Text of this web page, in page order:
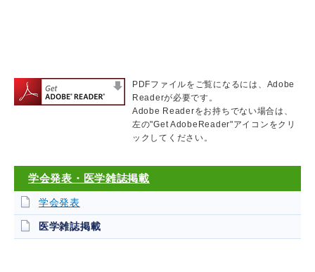
PDFファイルをご覧になるには、Adobe
Readerが必要です。
Adobe Readerをお持ちでない場合は、
左の"Get AdobeReader"アイコンをクリ
ックしてください。
学会発表・医学雑誌掲載
学会発表
医学雑誌掲載